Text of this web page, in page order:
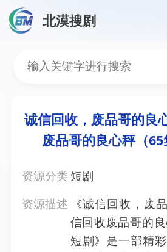
北漠搜剧
诚信回收，废
诚信回收，废品哥的良
废品哥的良心秤（
资源分类 短剧
资源描述
《诚信回收，废
信回收废品哥的
短剧》是一部精